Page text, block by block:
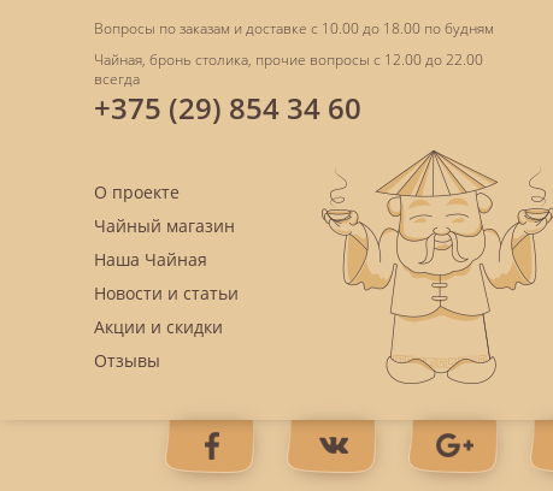
Вопросы по заказам и доставке с 10.00 до 18.00 по будням
Чайная, бронь столика, прочие вопросы с 12.00 до 22.00
всегда
+375 (29) 854 34 60
О проекте
Чайный магазин
Наша Чайная
Новости и статьи
Акции и скидки
Отзывы